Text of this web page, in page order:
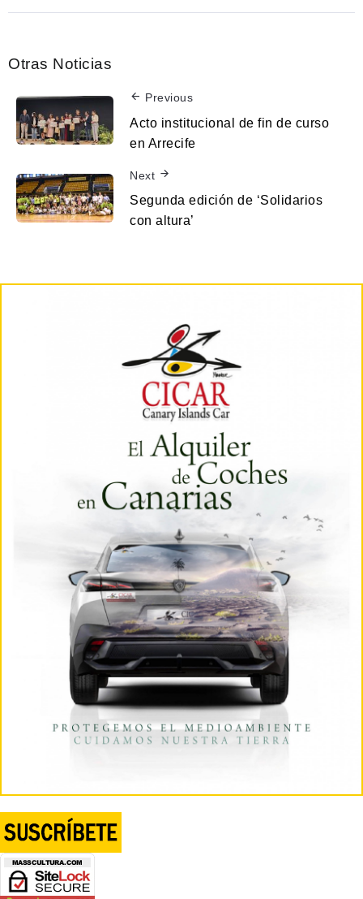
Otras Noticias
Previous
Acto institucional de fin de curso
en Arrecife
Next
Segunda edición de ‘Solidarios
con altura’